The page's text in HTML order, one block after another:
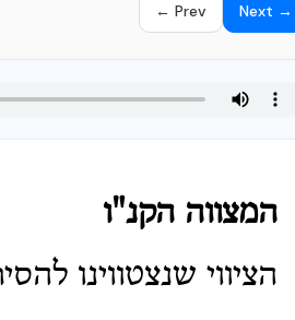
← Prev Next →
המצווה הקנ"ו
הציווי שנצטווינו